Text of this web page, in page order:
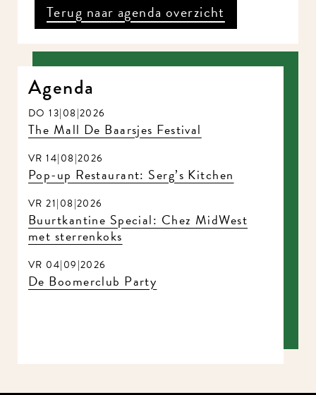
Terug naar agenda overzicht
Agenda
DO 13|08|2026
The Mall De Baarsjes Festival
VR 14|08|2026
Pop-up Restaurant: Serg’s Kitchen
VR 21|08|2026
Buurtkantine Special: Chez MidWest
met sterrenkoks
VR 04|09|2026
De Boomerclub Party